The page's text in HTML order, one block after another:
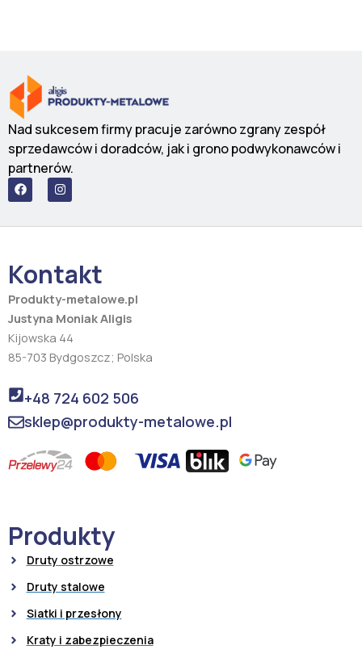
Nad sukcesem firmy pracuje zarówno zgrany zespół
sprzedawców i doradców, jak i grono podwykonawców i
partnerów.
F
a
c
b
k
I
n
s
a
a
m
Kontakt
Produkty-metalowe.pl
Justyna Moniak Aligis
Kijowska 44
85-703 Bydgoszcz; Polska
+48 724 602 506
sklep@produkty-metalowe.pl
Produkty
Druty ostrzowe
Druty stalowe
Siatki i przesłony
Kraty i zabezpieczenia